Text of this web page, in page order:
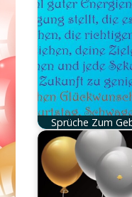
Sprüche Zum